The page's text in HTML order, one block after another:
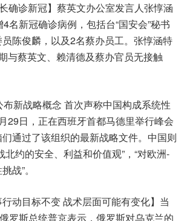
长确诊新冠】蔡英文办公室发言人张惇涵
名新冠确诊病例，包括台“国安会”秘书
陈俊麟，以及2名蔡办员工。张惇涵特
与蔡英文、赖清德及蔡办官员无接触
布新战略概念 首次声称中国构成系统性
29日，正在西班牙首都马德里举行峰会
通过了该组织的最新战略文件。中国则
北约的安全、利益和价值观”，“对欧洲-
战”。
行动目标不变 战术层面可能有变化】当
罗斯总统普京表示，俄罗斯对乌克兰的